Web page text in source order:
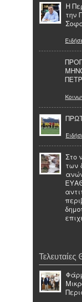
Η
την
Στο
των
Τελευταίες